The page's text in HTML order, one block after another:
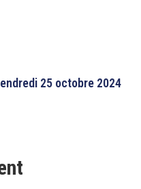
25 octobre 2024